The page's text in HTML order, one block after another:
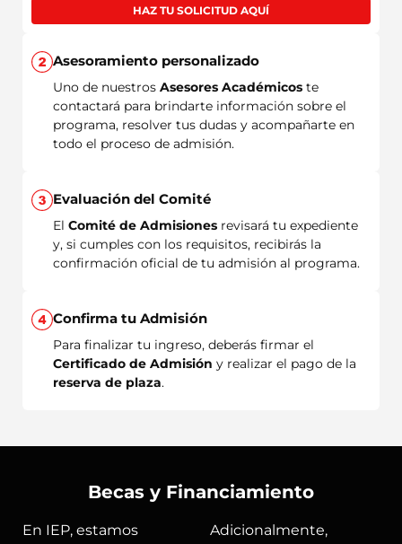
HAZ TU SOLICITUD AQUÍ
Asesoramiento personalizado
Uno de nuestros Asesores Académicos te
contactará para brindarte información sobre el
programa, resolver tus dudas y acompañarte en
todo el proceso de admisión.
Evaluación del Comité
El Comité de Admisiones revisará tu expediente
y, si cumples con los requisitos, recibirás la
confirmación oficial de tu admisión al programa.
Confirma tu Admisión
Para finalizar tu ingreso, deberás firmar el
Certificado de Admisión y realizar el pago de la
reserva de plaza.
Becas y Financiamiento
En IEP, estamos
Adicionalmente,